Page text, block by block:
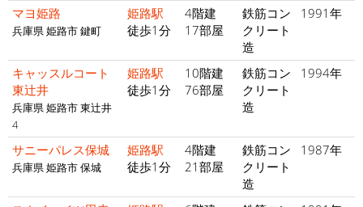
マヨ姫路
兵庫県 姫路市 鍵町
姫路駅
徒歩1分
4階建
17部屋
鉄筋コン
クリート
造
1991年
キャッスルコート
東辻井
兵庫県 姫路市 東辻井
4
姫路駅
徒歩1分
10階建
76部屋
鉄筋コン
クリート
造
1994年
サニーパレス保城
兵庫県 姫路市 保城
姫路駅
徒歩1分
4階建
21部屋
鉄筋コン
クリート
造
1987年